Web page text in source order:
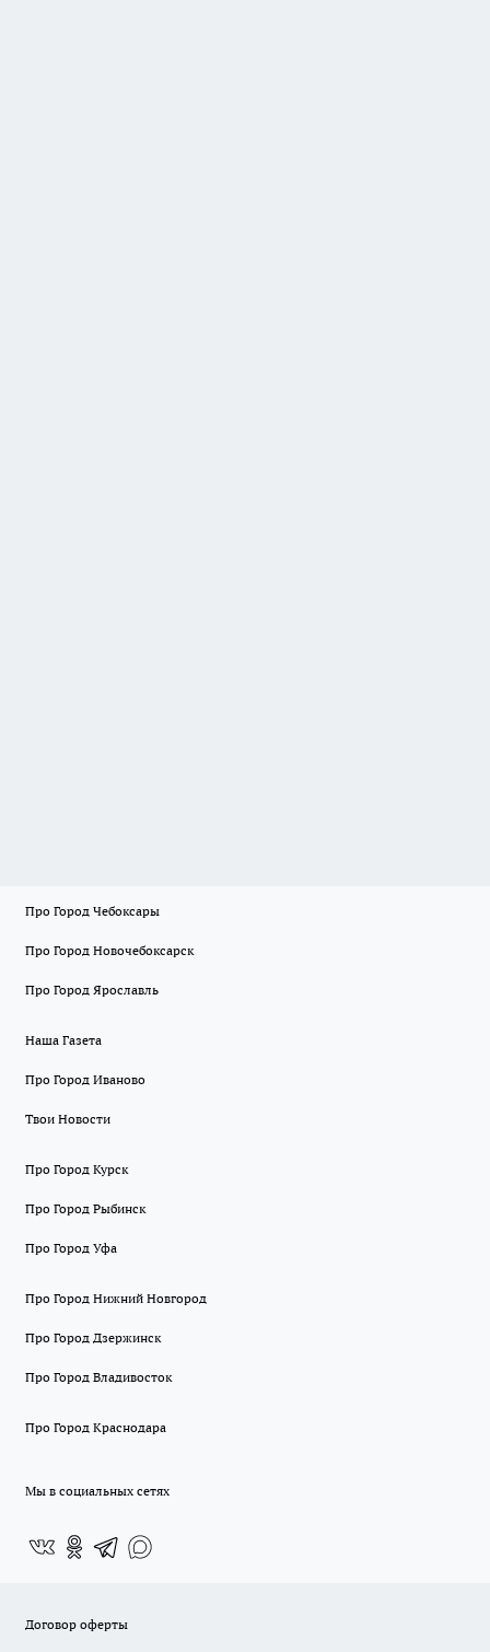
Про Город Чебоксары
Про Город Новочебоксарск
Про Город Ярославль
Наша Газета
Про Город Иваново
Твои Новости
Про Город Курск
Про Город Рыбинск
Про Город Уфа
Про Город Нижний Новгород
Про Город Дзержинск
Про Город Владивосток
Про Город Краснодара
Мы в социальных сетях
Договор оферты